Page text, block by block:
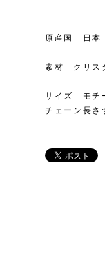
原産国 日本
素材 クリス
サイズ モチ
チェーン長さ